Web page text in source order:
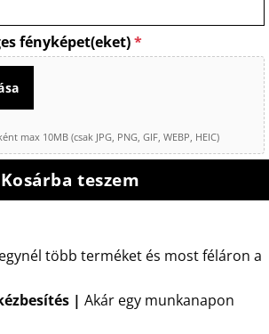
fényképet(eket)*
max 10MB (csak JPG, PNG, GIF, WEBP, HEIC)
Kosárba teszem
több terméket és most féláron a
| Akár egy munkanapon